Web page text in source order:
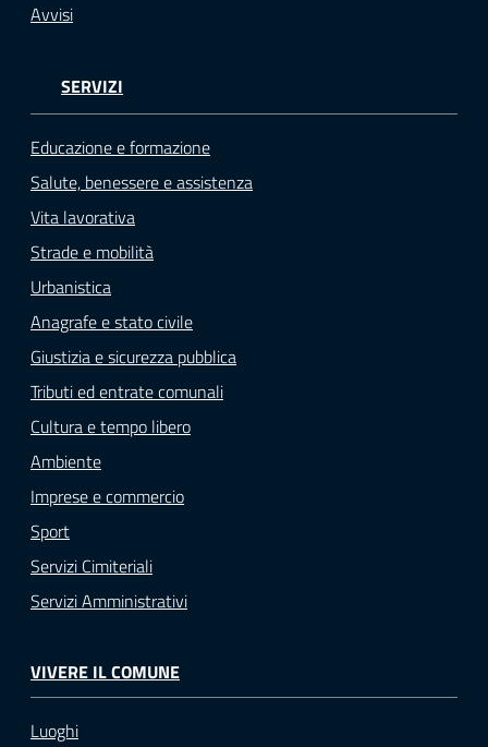
Avvisi
SERVIZI
Educazione e formazione
Salute, benessere e assistenza
Vita lavorativa
Strade e mobilità
Urbanistica
Anagrafe e stato civile
Giustizia e sicurezza pubblica
Tributi ed entrate comunali
Cultura e tempo libero
Ambiente
Imprese e commercio
Sport
Servizi Cimiteriali
Servizi Amministrativi
VIVERE IL COMUNE
Luoghi